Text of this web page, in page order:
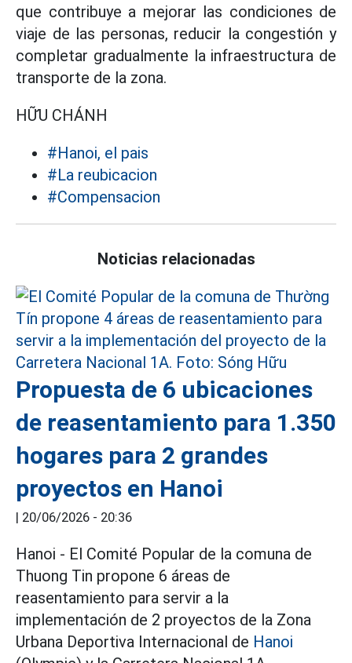
que contribuye a mejorar las condiciones de
viaje de las personas, reducir la congestión y
completar gradualmente la infraestructura de
transporte de la zona.
HỮU CHÁNH
#Hanoi, el pais
#La reubicacion
#Compensacion
Noticias relacionadas
Propuesta de 6 ubicaciones
de reasentamiento para 1.350
hogares para 2 grandes
proyectos en Hanoi
| 20/06/2026 - 20:36
Hanoi - El Comité Popular de la comuna de
Thuong Tin propone 6 áreas de
reasentamiento para servir a la
implementación de 2 proyectos de la Zona
Urbana Deportiva Internacional de Hanoi